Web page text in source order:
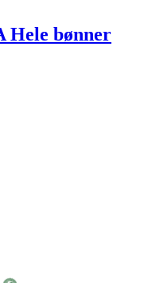
Hele bønner